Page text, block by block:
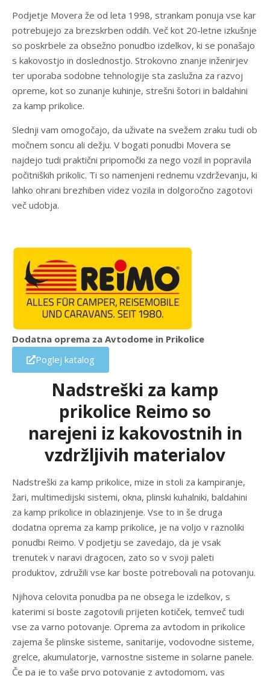
Podjetje Movera že od leta 1998, strankam ponuja vse kar
potrebujejo za brezskrben oddih. Več kot 20-letne izkušnje
so poskrbele za obsežno ponudbo izdelkov, ki se ponašajo
s kakovostjo in doslednostjo. Strokovno znanje inženirjev
ter uporaba sodobne tehnologije sta zaslužna za razvoj
opreme, kot so zunanje kuhinje, strešni šotori in baldahini
za kamp prikolice.
Slednji vam omogočajo, da uživate na svežem zraku tudi ob
močnem soncu ali dežju. V bogati ponudbi Movera se
najdejo tudi praktični pripomočki za nego vozil in popravila
počitniških prikolic. Ti so namenjeni rednemu vzdrževanju, ki
lahko ohrani brezhiben videz vozila in dolgoročno zagotovi
več udobja.
Dodatna oprema za Avtodome in Prikolice
Poglej katalog
Nadstreški za kamp
prikolice Reimo so
narejeni iz kakovostnih in
vzdržljivih materialov
Nadstreški za kamp prikolice, mize in stoli za kampiranje,
žari, multimedijski sistemi, okna, plinski kuhalniki, baldahini
za kamp prikolice in oblazinjenje. Vse to in še druga
dodatna oprema za kamp prikolice, je na voljo v raznoliki
ponudbi Reimo. V podjetju se zavedajo, da je vsak
trenutek v naravi dragocen, zato so v svoji paleti
produktov, združili vse kar boste potrebovali na potovanju.
Njihova celovita ponudba pa ne obsega le izdelkov, s
katerimi si boste zagotovili prijeten kotiček, temveč tudi
vse za varno potovanje. Oprema za avtodom in prikolice
zajema še plinske sisteme, sanitarije, vodovodne sisteme,
grelce, akumulatorje, varnostne sisteme in solarne panele.
Če pa je to vaše prvo potovanje z avtodomom, vas